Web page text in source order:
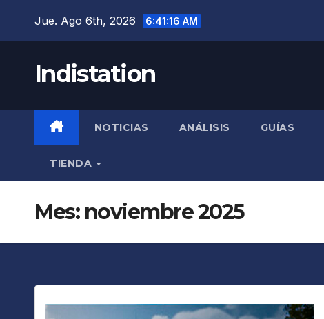
Jue. Ago 6th, 2026 6:41:18 AM
Indistation
NOTICIAS ANÁLISIS GUÍAS
TIENDA
Mes: noviembre 2025